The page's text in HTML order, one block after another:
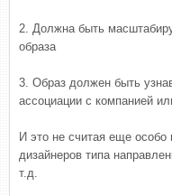
2. Должна быть
образа
3. Образ должен быть
ассоциации с компанией
И это не считая еще
дизайнеров типа
т.д.